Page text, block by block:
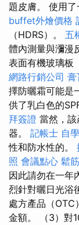
題皮膚。 使用
buffet外燴價格
（HDRS）。 五
體內測量與瀰漫
表面有機玻璃板
網路行銷公司 膏
擇防曬霜可能是
供了乳白色的
拜簽證 當然，
器。 記帳士 自學
性和防水性的。
照 會議點心 鬆
因此請勿在一年
烈針對曬日光浴
處方產品（OTC
金額。 （3）對